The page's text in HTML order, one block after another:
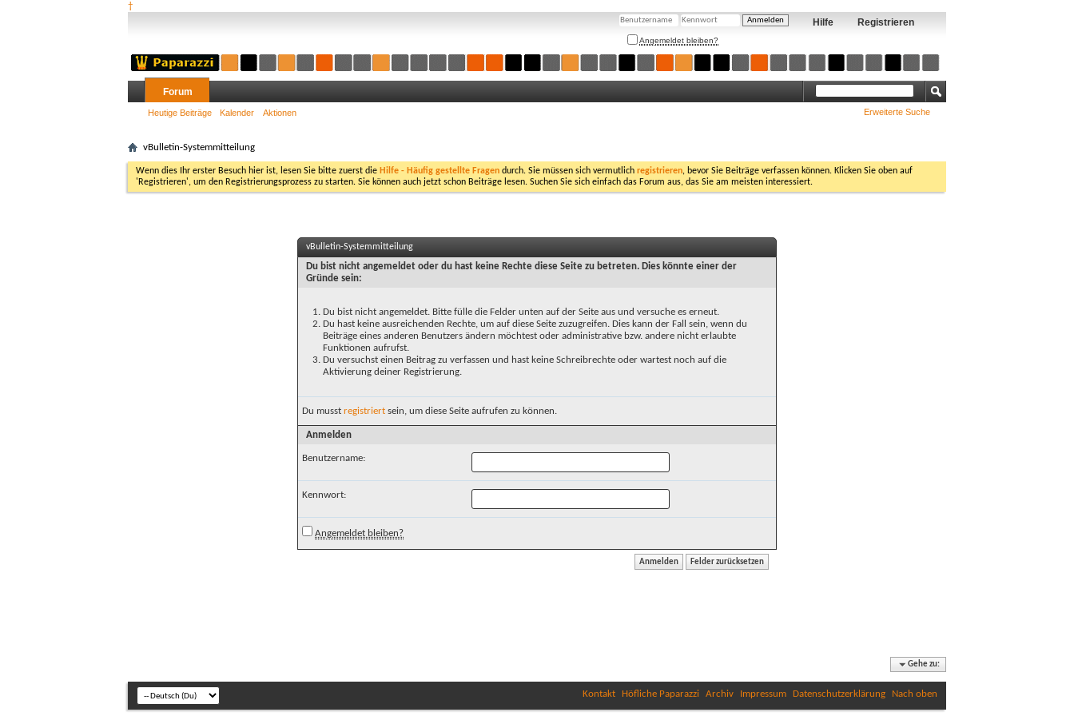
†
Registrieren
Hilfe
Angemeldet bleiben?
Forum
Heutige Beiträge Kalender Aktionen Erweiterte Suche
vBulletin-Systemmitteilung
Wenn dies Ihr erster Besuch hier ist, lesen Sie bitte zuerst die Hilfe - Häufig gestellte Fragen durch. Sie müssen sich vermutlich registrieren, bevor Sie Beiträge verfassen können. Klicken Sie oben auf
'Registrieren', um den Registrierungsprozess zu starten. Sie können auch jetzt schon Beiträge lesen. Suchen Sie sich einfach das Forum aus, das Sie am meisten interessiert.
vBulletin-Systemmitteilung
Du bist nicht angemeldet oder du hast keine Rechte diese Seite zu betreten. Dies könnte einer der
Gründe sein:
Du bist nicht angemeldet. Bitte fülle die Felder unten auf der Seite aus und versuche es erneut.
Du hast keine ausreichenden Rechte, um auf diese Seite zuzugreifen. Dies kann der Fall sein, wenn du
Beiträge eines anderen Benutzers ändern möchtest oder administrative bzw. andere nicht erlaubte
Funktionen aufrufst.
Du versuchst einen Beitrag zu verfassen und hast keine Schreibrechte oder wartest noch auf die
Aktivierung deiner Registrierung.
Du musst registriert sein, um diese Seite aufrufen zu können.
Anmelden
Benutzername:
Kennwort:
Angemeldet bleiben?
Gehe zu:
Kontakt Höfliche Paparazzi Archiv Impressum Datenschutzerklärung Nach oben